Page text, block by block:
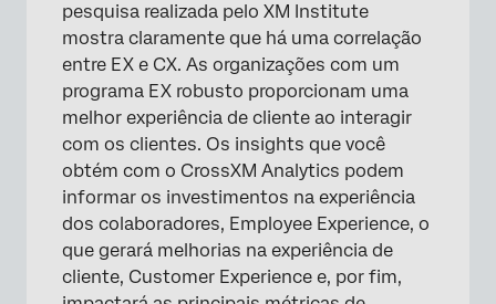
pesquisa realizada pelo XM Institute
mostra claramente que há uma correlação
entre EX e CX. As organizações com um
programa EX robusto proporcionam uma
melhor experiência de cliente ao interagir
com os clientes. Os insights que você
obtém com o CrossXM Analytics podem
informar os investimentos na experiência
dos colaboradores, Employee Experience, o
que gerará melhorias na experiência de
cliente, Customer Experience e, por fim,